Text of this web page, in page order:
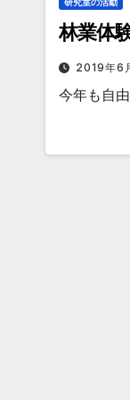
林業体
2019年6
今年も自